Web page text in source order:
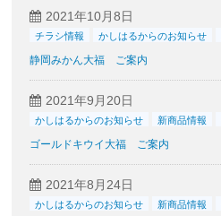
2021年10月8日
チラシ情報 かしはるからのお知らせ
静岡みかん大福 ご案内
2021年9月20日
かしはるからのお知らせ 新商品情報
ゴールドキウイ大福 ご案内
2021年8月24日
かしはるからのお知らせ 新商品情報